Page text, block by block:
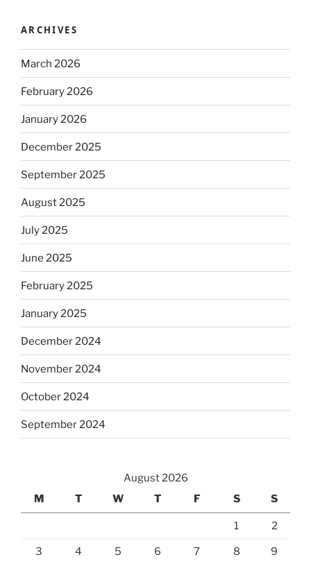
ARCHIVES
March 2026
February 2026
January 2026
December 2025
September 2025
August 2025
July 2025
June 2025
February 2025
January 2025
December 2024
November 2024
October 2024
September 2024
August 2026
M
T W T F S S
1 2
3 4 5 6 7 8 9